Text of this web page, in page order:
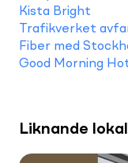
Kista Bright
Trafikverket
Fiber med
Good Morning
Liknande